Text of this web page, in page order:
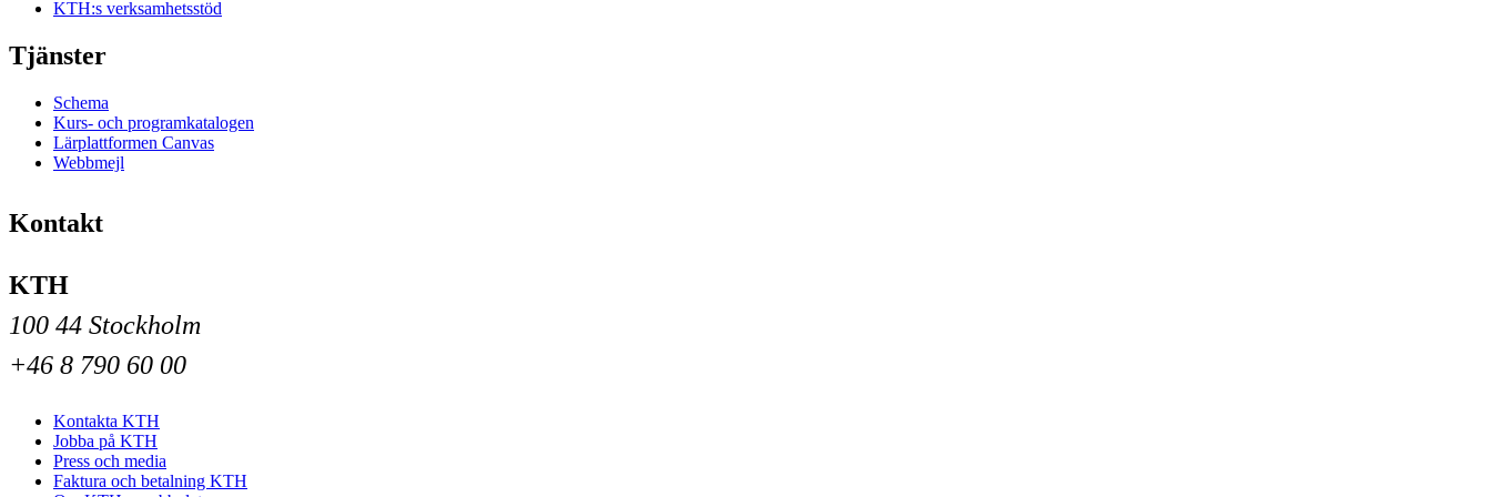
KTH:s verksamhetsstöd
Tjänster
Schema
Kurs- och programkatalogen
Lärplattformen Canvas
Webbmejl
Kontakt
KTH
100 44 Stockholm
+46 8 790 60 00
Kontakta KTH
Jobba på KTH
Press och media
Faktura och betalning KTH